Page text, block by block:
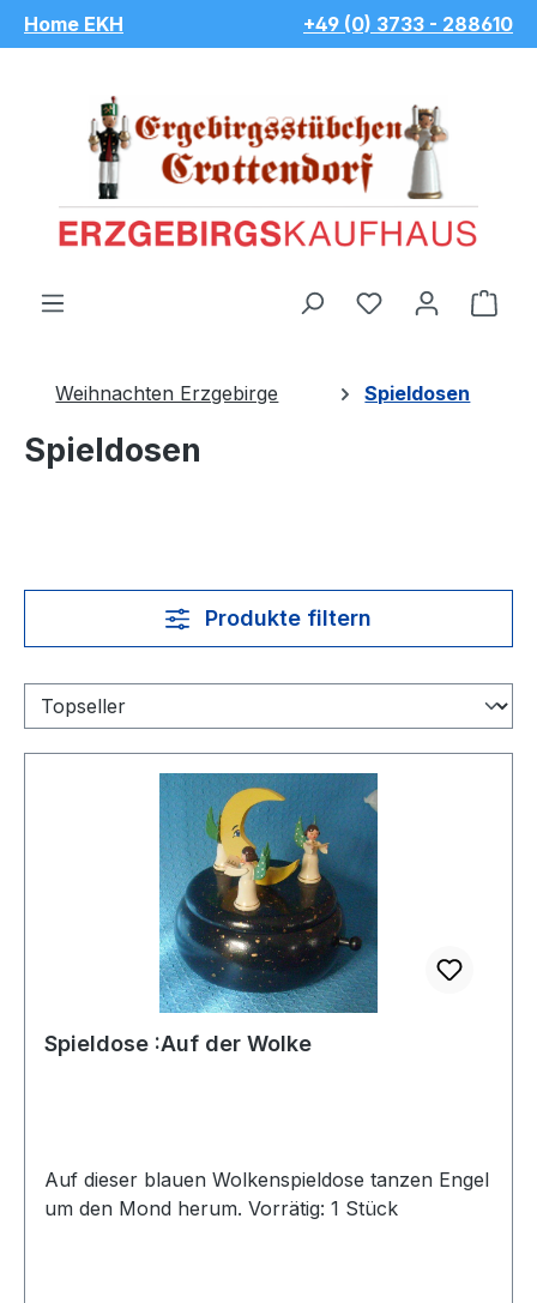
Zum Hauptinhalt springen
Home EKH +49 (0) 3733 - 288610
Du hast 0
Weihnachten Erzgebirge Spieldosen
Spieldosen
Produkte filtern
Spieldose :Auf der Wolke
Auf dieser blauen Wolkenspieldose tanzen Engel
um den Mond herum. Vorrätig: 1 Stück